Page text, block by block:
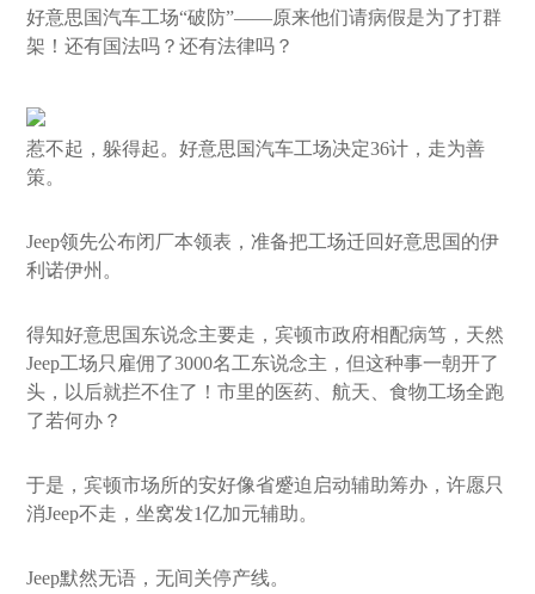
好意思国汽车工场“破防”——原来他们请病假是为了打群
架！还有国法吗？还有法律吗？
惹不起，躲得起。好意思国汽车工场决定36计，走为善
策。
Jeep领先公布闭厂本领表，准备把工场迁回好意思国的伊
利诺伊州。
得知好意思国东说念主要走，宾顿市政府相配病笃，天然
Jeep工场只雇佣了3000名工东说念主，但这种事一朝开了
头，以后就拦不住了！市里的医药、航天、食物工场全跑
了若何办？
于是，宾顿市场所的安好像省蹙迫启动辅助筹办，许愿只
消Jeep不走，坐窝发1亿加元辅助。
Jeep默然无语，无间关停产线。